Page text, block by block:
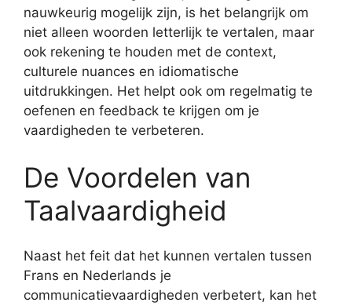
nauwkeurig mogelijk zijn, is het belangrijk om
niet alleen woorden letterlijk te vertalen, maar
ook rekening te houden met de context,
culturele nuances en idiomatische
uitdrukkingen. Het helpt ook om regelmatig te
oefenen en feedback te krijgen om je
vaardigheden te verbeteren.
De Voordelen van
Taalvaardigheid
Naast het feit dat het kunnen vertalen tussen
Frans en Nederlands je
communicatievaardigheden verbetert, kan het